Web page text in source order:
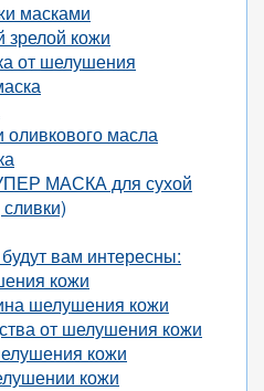
масками
зрелой кожи
от шелушения
масла
МАСКА для сухой
вам интересны:
кожи
шелушения кожи
от шелушения кожи
кожи
кожи